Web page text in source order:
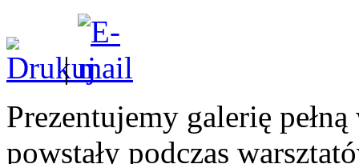
|
Prezentujemy galerię pełną
powstały podczas